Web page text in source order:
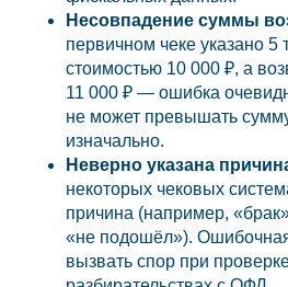
Несовпадение суммы
первичном чеке указано 5
стоимостью 10 000 ₽, а
11 000 ₽ — ошибка
не может превышать
изначально.
Неверно указана
некоторых чековых
причина (например,
«не подошёл»).
вызвать спор при